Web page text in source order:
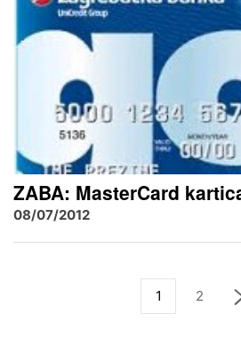
ZABA: MasterCard
08/07/2012
1 2